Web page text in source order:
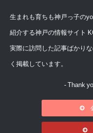
生まれも育ちも神戸っ子の
紹介する神戸の情報サイト
実際に訪問した記事ばかり
く掲載しています。
- Thank